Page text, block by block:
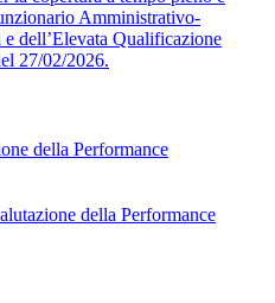
Amministrativo-
dell’Elevata Qualificazione
27/02/2026.
della Performance
della Performance